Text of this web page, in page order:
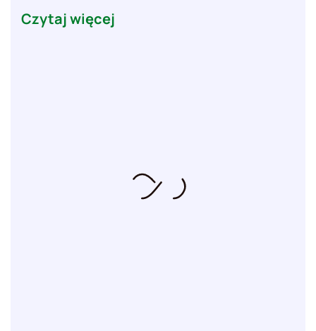
Czytaj więcej